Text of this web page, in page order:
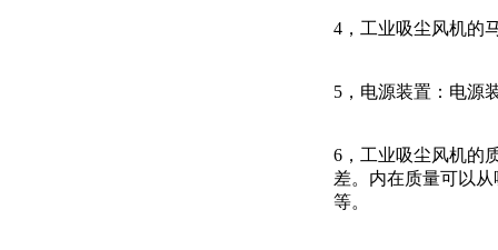
4，工业吸尘风机的
5，电源装置：电源
6，工业吸尘风机的
差。内在质量可以
等。